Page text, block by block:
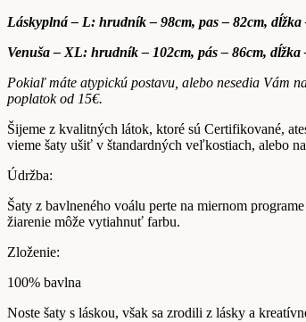
Láskyplná – L: hrudník – 98cm, pas – 82cm, dĺžka
Venuša – XL: hrudník – 102cm, pás – 86cm, dĺžka
Pokiaľ máte atypickú postavu, alebo nesedia Vám
poplatok od 15€.
Šijeme z kvalitných látok, ktoré sú Certifikované,
vieme šaty ušiť v štandardných veľkostiach, alebo
Údržba:
Šaty z bavlneného voálu perte na miernom
žiarenie môže vytiahnuť farbu.
Zloženie:
100% bavlna
Noste šaty s láskou, však sa zrodili z lásky a